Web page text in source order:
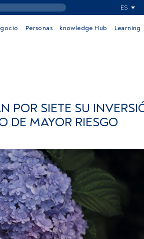
ES
Personas knowledge Hub Learning
POR SIETE SU
DE MAYOR RIESGO